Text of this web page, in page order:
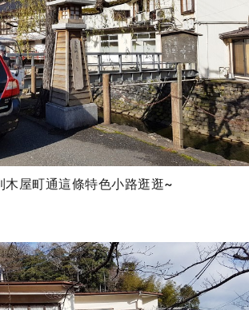
木屋町通這條特色小路逛逛~